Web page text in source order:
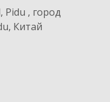
Pidu , город
Китай